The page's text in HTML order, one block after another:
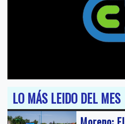
LO MÁS LEIDO DEL MES